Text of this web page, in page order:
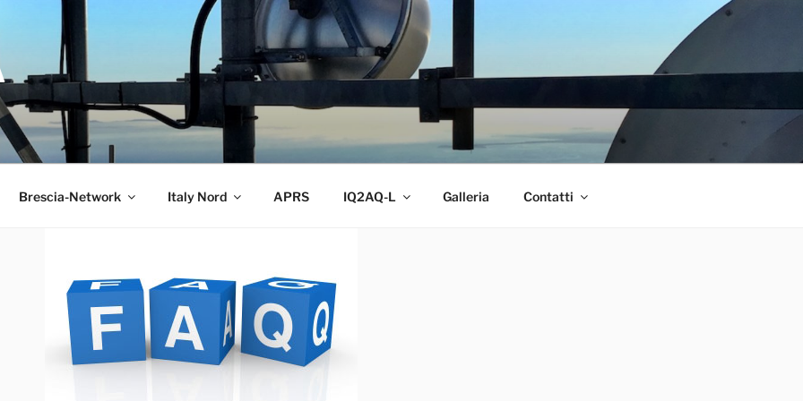
Brescia-Network Italy Nord APRS IQ2AQ-L Galleria Contatti